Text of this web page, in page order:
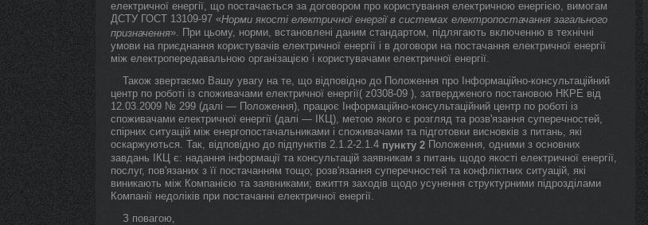
електричної енергії, що постачається за договором про користування електричною енергією, вимогам
ДСТУ ГОСТ 13109-97 «Норми якості електричної енергії в системах електропостачання загального
призначення». При цьому, норми, встановлені даним стандартом, підлягають включенню в технічні
умови на приєднання користувачів електричної енергії і в договори на постачання електричної енергії
між електропередавальною організацією і користувачами електричної енергії.
Також звертаємо Вашу увагу на те, що відповідно до Положення про Інформаційно-консультаційний
центр по роботі із споживачами електричної енергії( z0308-09 ), затвердженого постановою НКРЕ від
12.03.2009 № 299 (далі — Положення), працює Інформаційно-консультаційний центр по роботі із
споживачами електричної енергії (далі — ІКЦ), метою якого є розгляд та розв'язання суперечностей,
спірних ситуацій між енергопостачальниками і споживачами та підготовки висновків з питань, які
оскаржуються. Так, відповідно до підпунктів 2.1.2-2.1.4 пункту 2 Положення, одними з основних
завдань ІКЦ є: надання інформації та консультацій заявникам з питань щодо якості електричної енергії,
послуг, пов'язаних з її постачанням тощо; розв'язання суперечностей та конфліктних ситуацій, які
виникають між Компанією та заявниками; вжиття заходів щодо усунення структурними підрозділами
Компанії недоліків при постачанні електричної енергії.
З повагою,